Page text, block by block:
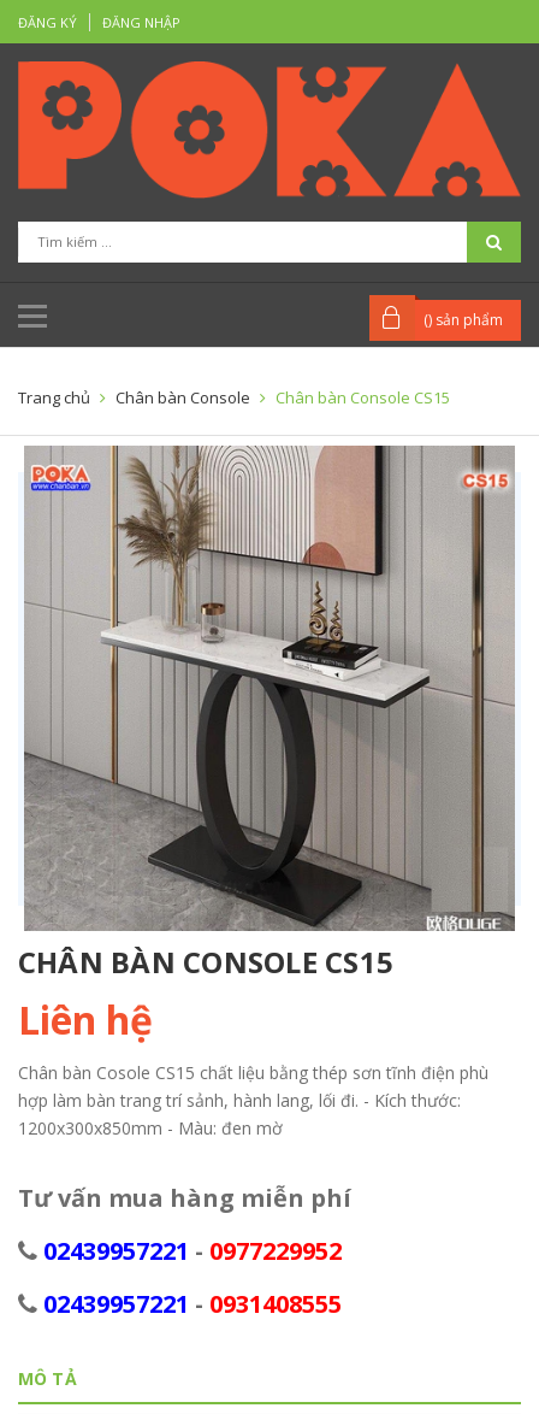
ĐĂNG KÝ ĐĂNG NHẬP
() sản phẩm
Trang chủ Chân bàn Console Chân bàn Console CS15
CHÂN BÀN CONSOLE CS15
Liên hệ
Chân bàn Cosole CS15 chất liệu bằng thép sơn tĩnh điện phù
hợp làm bàn trang trí sảnh, hành lang, lối đi. - Kích thước:
1200x300x850mm - Màu: đen mờ
Tư vấn mua hàng miễn phí
02439957221 - 0977229952
02439957221 - 0931408555
MÔ TẢ